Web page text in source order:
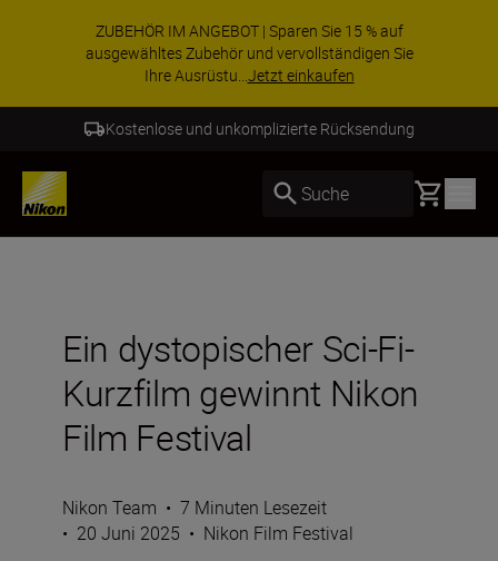
Swiss Garantie | Ein zusätzliches
Qualitätsversprechen an unsere Kundinnen und
Kunden in der Schweiz
WEITERE INFORMATIONEN
Swiss Garantie
Suche Basket
Ein dystopischer Sci-Fi-
Kurzfilm gewinnt Nikon
Film Festival
Nikon Team • 7 Minuten Lesezeit
• 20 Juni 2025 • Nikon Film Festival